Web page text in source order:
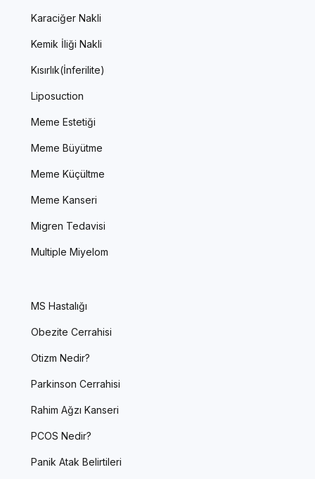
Karaciğer Nakli
Kemik İliği Nakli
Kısırlık(İnferilite)
Liposuction
Meme Estetiği
Meme Büyütme
Meme Küçültme
Meme Kanseri
Migren Tedavisi
Multiple Miyelom
MS Hastalığı
Obezite Cerrahisi
Otizm Nedir?
Parkinson Cerrahisi
Rahim Ağzı Kanseri
PCOS Nedir?
Panik Atak Belirtileri